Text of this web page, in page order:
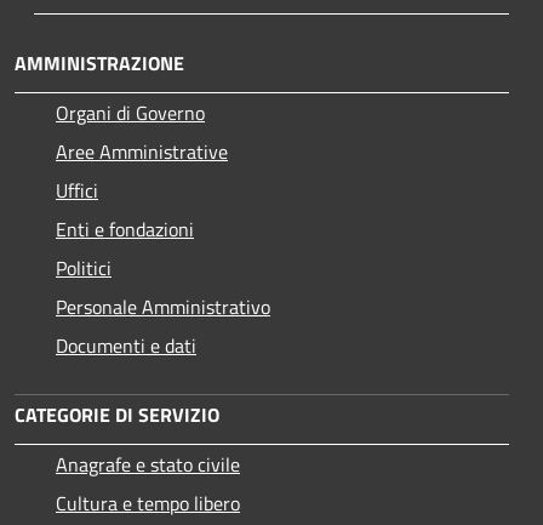
AMMINISTRAZIONE
Organi di Governo
Aree Amministrative
Uffici
Enti e fondazioni
Politici
Personale Amministrativo
Documenti e dati
CATEGORIE DI SERVIZIO
Anagrafe e stato civile
Cultura e tempo libero